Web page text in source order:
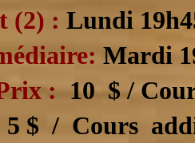
(2) : Lundi
Mardi
:10 $ /
5 $ / Cours